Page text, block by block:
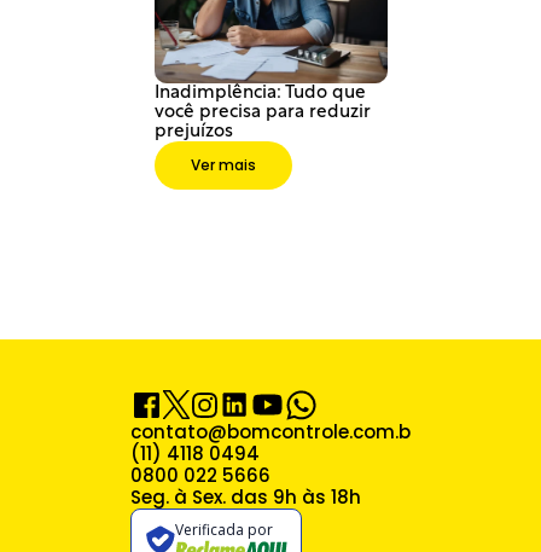
Inadimplência: Tudo que
você precisa para reduzir
prejuízos
Ver mais
contato@bomcontrole.com.br
(11) 4118 0494
0800 022 5666
Seg. à Sex. das 9h às 18h